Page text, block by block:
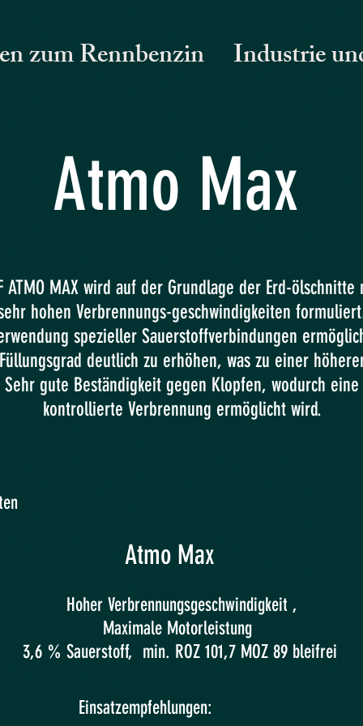
zum Rennbenzin Industrie
Atmo Max
ATMO MAX wird auf der Grundlage der Erd-ölschnitte
hohen Verbrennungs-geschwindigkeiten
spezieller Sauerstoffverbindungen
deutlich zu erhöhen, was zu einer
Sehr gute Beständigkeit gegen Klopfen, wodurch eine
kontrollierte Verbrennung ermöglicht wird.
Atmo Max
Hoher Verbrennungsgeschwindigkeit ,
Maximale Motorleistung
3,6 % Sauerstoff, min. ROZ 101,7 MOZ 89 bleifrei
Einsatzempfehlungen: